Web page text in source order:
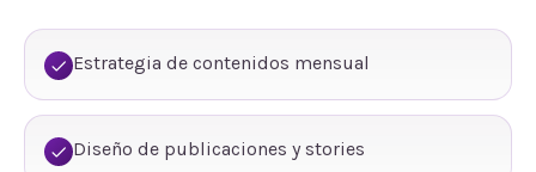
Estrategia de contenidos mensual
Diseño de publicaciones y stories